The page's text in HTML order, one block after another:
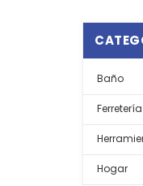
Baño
Ferretería
Hogar